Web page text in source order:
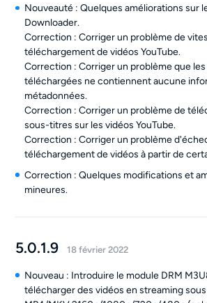
Nouveauté : Quelques améliorations sur
Downloader.
Correction : Corriger un problème de
téléchargement de vidéos YouTube.
Correction : Corriger un problème que les
téléchargées ne contiennent aucune
métadonnées.
Correction : Corriger un problème de
sous-titres sur les vidéos YouTube.
Correction : Corriger un problème
téléchargement de vidéos à partir de
Correction : Quelques modifications et
mineures.
5.0.1.9 18 février 2022
Nouveau : Introduire le module DRM
télécharger des vidéos en streaming